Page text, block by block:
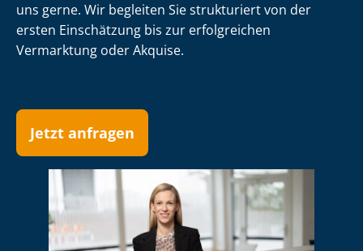
uns gerne. Wir begleiten Sie strukturiert von der
ersten Einschätzung bis zur erfolgreichen
Vermarktung oder Akquise.
Jetzt anfragen